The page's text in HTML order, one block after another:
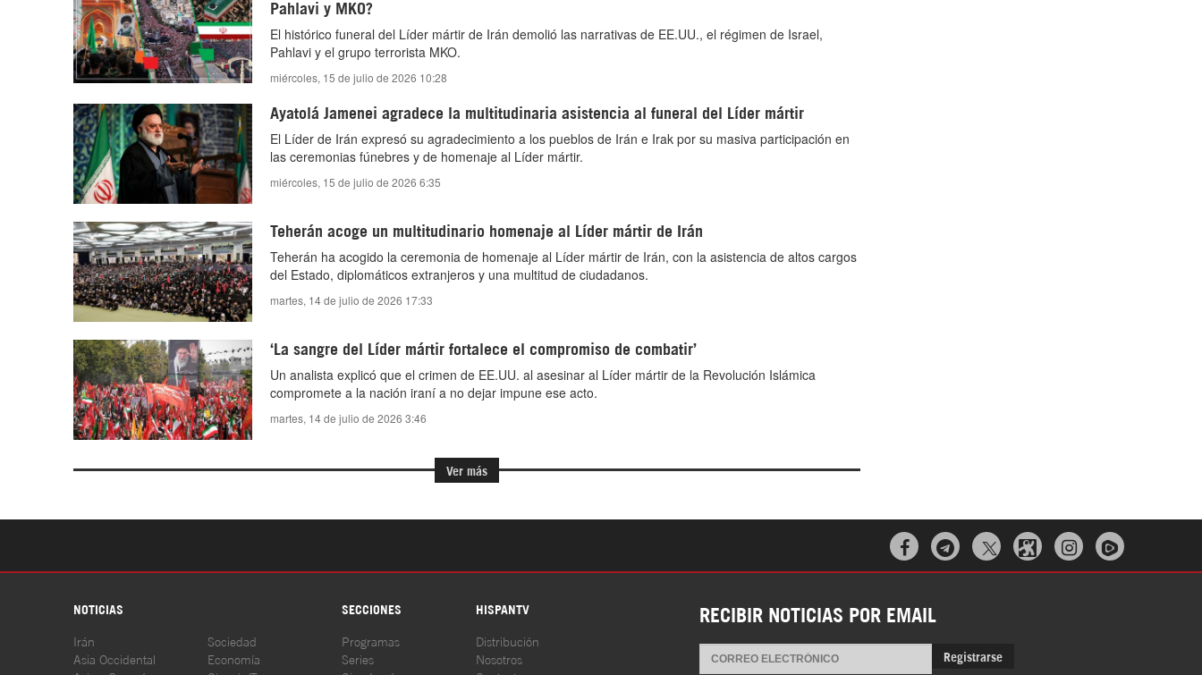
Pahlavi y MKO?
El histórico funeral del Líder mártir de Irán demolió las narrativas de EE.UU., el régimen de Israel,
Pahlavi y el grupo terrorista MKO.
miércoles, 15 de julio de 2026 10:28
Ayatolá Jamenei agradece la multitudinaria asistencia al funeral del Líder mártir
El Líder de Irán expresó su agradecimiento a los pueblos de Irán e Irak por su masiva participación en
las ceremonias fúnebres y de homenaje al Líder mártir.
miércoles, 15 de julio de 2026 6:35
Teherán acoge un multitudinario homenaje al Líder mártir de Irán
Teherán ha acogido la ceremonia de homenaje al Líder mártir de Irán, con la asistencia de altos cargos
del Estado, diplomáticos extranjeros y una multitud de ciudadanos.
martes, 14 de julio de 2026 17:33
‘La sangre del Líder mártir fortalece el compromiso de combatir’
Un analista explicó que el crimen de EE.UU. al asesinar al Líder mártir de la Revolución Islámica
compromete a la nación iraní a no dejar impune ese acto.
martes, 14 de julio de 2026 3:46
Ver más
  
NOTICIAS SECCIONES HISPANTV
Irán
Asia Occidental
Sociedad
Economía
Programas
Series
Distribución
Nosotros
RECIBIR NOTICIAS POR EMAIL
Registrarse